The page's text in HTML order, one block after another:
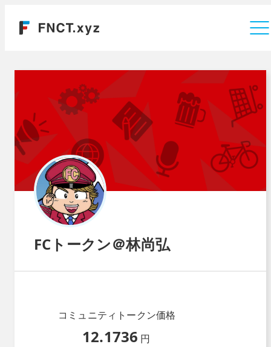
FCトークン＠林尚弘
コミュニティトークン価格
12.1736 円